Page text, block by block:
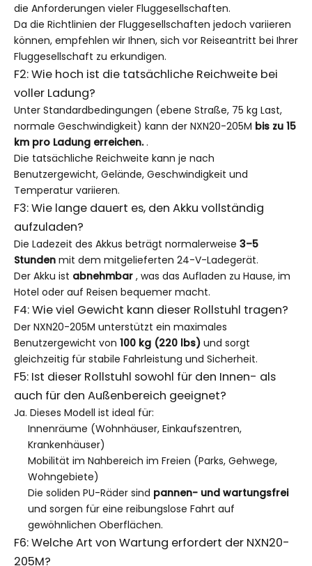
die Anforderungen vieler Fluggesellschaften.
Da die Richtlinien der Fluggesellschaften jedoch variieren
können, empfehlen wir Ihnen, sich vor Reiseantritt bei Ihrer
Fluggesellschaft zu erkundigen.
F2: Wie hoch ist die tatsächliche Reichweite bei
voller Ladung?
Unter Standardbedingungen (ebene Straße, 75 kg Last,
normale Geschwindigkeit) kann der NXN20-205M bis zu 15
km pro Ladung erreichen..
Die tatsächliche Reichweite kann je nach
Benutzergewicht, Gelände, Geschwindigkeit und
Temperatur variieren.
F3: Wie lange dauert es, den Akku vollständig
aufzuladen?
Die Ladezeit des Akkus beträgt normalerweise 3–5
Stunden mit dem mitgelieferten 24-V-Ladegerät.
Der Akku ist abnehmbar , was das Aufladen zu Hause, im
Hotel oder auf Reisen bequemer macht.
F4: Wie viel Gewicht kann dieser Rollstuhl tragen?
Der NXN20-205M unterstützt ein maximales
Benutzergewicht von 100 kg (220 lbs) und sorgt
gleichzeitig für stabile Fahrleistung und Sicherheit.
F5: Ist dieser Rollstuhl sowohl für den Innen- als
auch für den Außenbereich geeignet?
Ja. Dieses Modell ist ideal für:
Innenräume (Wohnhäuser, Einkaufszentren,
Krankenhäuser)
Mobilität im Nahbereich im Freien (Parks, Gehwege,
Wohngebiete)
Die soliden PU-Räder sind pannen- und wartungsfrei
und sorgen für eine reibungslose Fahrt auf
gewöhnlichen Oberflächen.
F6: Welche Art von Wartung erfordert der NXN20-
205M?